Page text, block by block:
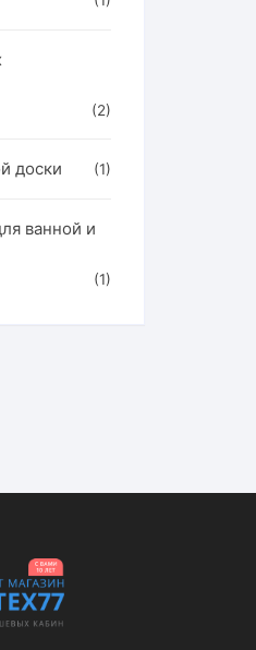
(2)
доски (1)
ванной и
(1)